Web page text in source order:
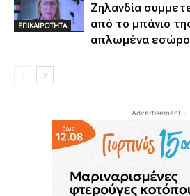
ΕΠΙΚΑΙΡΟΤΗΤΑ
Ζηλανδία
από το μπάνιο
απλωμένα
- Advertisement -